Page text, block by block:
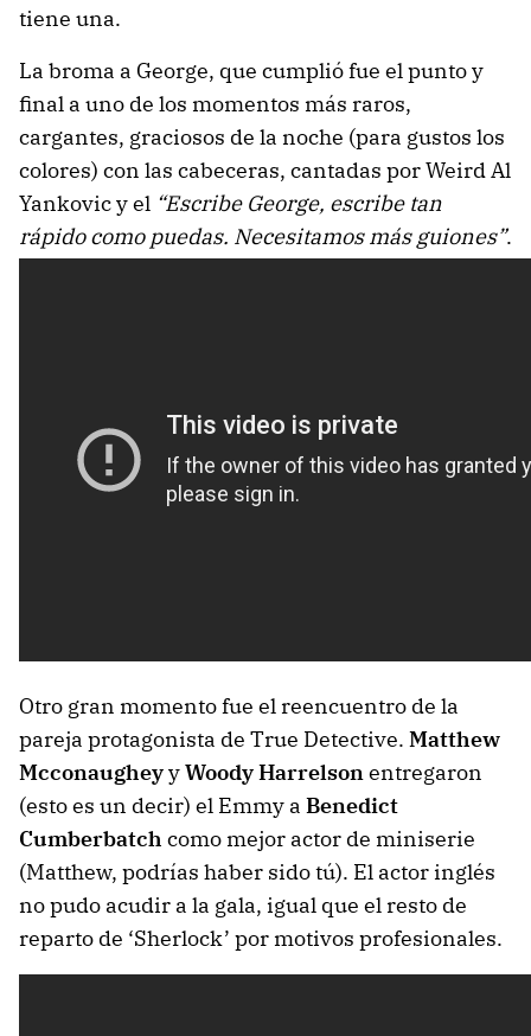
tiene una.
La broma a George, que cumplió fue el punto y
final a uno de los momentos más raros,
cargantes, graciosos de la noche (para gustos los
colores) con las cabeceras, cantadas por Weird Al
Yankovic y el “Escribe George, escribe tan
rápido como puedas. Necesitamos más guiones”.
Otro gran momento fue el reencuentro de la
pareja protagonista de True Detective. Matthew
McconaugheyyWoody Harrelsonentregaron
(esto es un decir) el Emmy a Benedict
Cumberbatch como mejor actor de miniserie
(Matthew, podrías haber sido tú). El actor inglés
no pudo acudir a la gala, igual que el resto de
reparto de ‘Sherlock’ por motivos profesionales.